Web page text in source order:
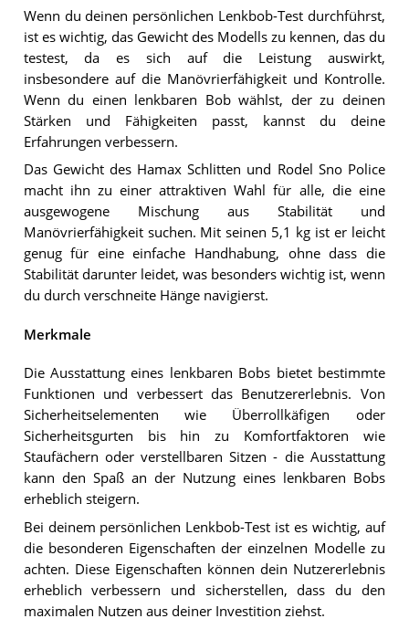
Wenn du deinen persönlichen Lenkbob-Test durchführst,
ist es wichtig, das Gewicht des Modells zu kennen, das du
testest, da es sich auf die Leistung auswirkt,
insbesondere auf die Manövrierfähigkeit und Kontrolle.
Wenn du einen lenkbaren Bob wählst, der zu deinen
Stärken und Fähigkeiten passt, kannst du deine
Erfahrungen verbessern.
Das Gewicht des Hamax Schlitten und Rodel Sno Police
macht ihn zu einer attraktiven Wahl für alle, die eine
ausgewogene Mischung aus Stabilität und
Manövrierfähigkeit suchen. Mit seinen 5,1 kg ist er leicht
genug für eine einfache Handhabung, ohne dass die
Stabilität darunter leidet, was besonders wichtig ist, wenn
du durch verschneite Hänge navigierst.
Merkmale
Die Ausstattung eines lenkbaren Bobs bietet bestimmte
Funktionen und verbessert das Benutzererlebnis. Von
Sicherheitselementen wie Überrollkäfigen oder
Sicherheitsgurten bis hin zu Komfortfaktoren wie
Staufächern oder verstellbaren Sitzen - die Ausstattung
kann den Spaß an der Nutzung eines lenkbaren Bobs
erheblich steigern.
Bei deinem persönlichen Lenkbob-Test ist es wichtig, auf
die besonderen Eigenschaften der einzelnen Modelle zu
achten. Diese Eigenschaften können dein Nutzererlebnis
erheblich verbessern und sicherstellen, dass du den
maximalen Nutzen aus deiner Investition ziehst.